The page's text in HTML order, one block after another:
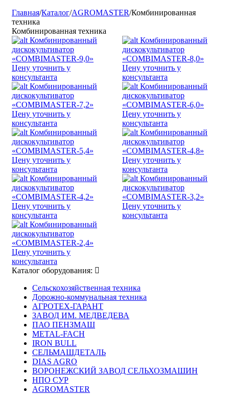
Главная/Каталог/AGROMASTER/Комбинированная
техника
Комбинированная техника
Комбинированный
дискокультиватор
«COMBIMASTER-9,0»
Цену уточнить у
консультанта
Комбинированный
дискокультиватор
«COMBIMASTER-8,0»
Цену уточнить у
консультанта
Комбинированный
дискокультиватор
«COMBIMASTER-7,2»
Цену уточнить у
консультанта
Комбинированный
дискокультиватор
«COMBIMASTER-6,0»
Цену уточнить у
консультанта
Комбинированный
дискокультиватор
«COMBIMASTER-5,4»
Цену уточнить у
консультанта
Комбинированный
дискокультиватор
«COMBIMASTER-4,8»
Цену уточнить у
консультанта
Комбинированный
дискокультиватор
«COMBIMASTER-4,2»
Цену уточнить у
консультанта
Комбинированный
дискокультиватор
«COMBIMASTER-3,2»
Цену уточнить у
консультанта
Комбинированный
дискокультиватор
«COMBIMASTER-2,4»
Цену уточнить у
консультанта
Каталог оборудования:
Сельскохозяйственная техника
Дорожно-коммунальная техника
АГРОТЕХ-ГАРАНТ
ЗАВОД ИМ. МЕДВЕДЕВА
ПАО ПЕНЗМАШ
METAL-FACH
IRON BULL
СЕЛЬМАШДЕТАЛЬ
DIAS AGRO
ВОРОНЕЖСКИЙ ЗАВОД СЕЛЬХОЗМАШИН
НПО СУР
AGROMASTER